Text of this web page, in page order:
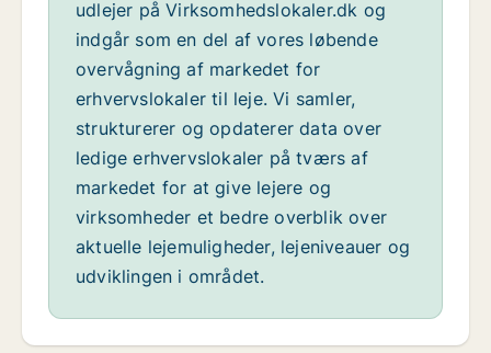
udlejer på Virksomhedslokaler.dk og
indgår som en del af vores løbende
overvågning af markedet for
erhvervslokaler til leje. Vi samler,
strukturerer og opdaterer data over
ledige erhvervslokaler på tværs af
markedet for at give lejere og
virksomheder et bedre overblik over
aktuelle lejemuligheder, lejeniveauer og
udviklingen i området.